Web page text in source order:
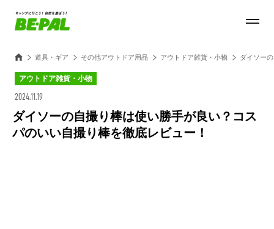
道具・ギア その他アウトドア用品 アウトドア雑貨・小物 ダイソー
アウトドア雑貨・小物
2024.11.19
ダイソーの自撮り棒は使い勝手が良い？コス
パのいい自撮り棒を徹底レビュー！